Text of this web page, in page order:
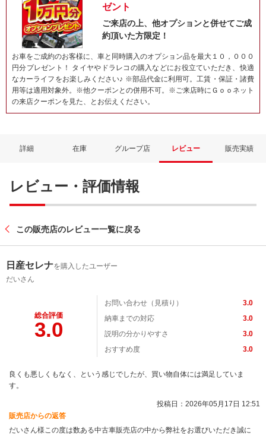
ゼント
ご来店の上、他オプションと併せてご成
約頂いた方限定！
お車をご成約のお客様に、車と同時購入のオプション品を最大１０，０００
円分プレゼント！ タイヤやドラレコの購入などにお役立ていただき、快適
なカーライフをお楽しみください♪ ※部品代金に利用可。工賃・保証・諸費
用等は適用対象外。※他クーポンとの併用不可。※ご来店時にＧｏｏネット
の来店クーポンを見た、とお伝えください。
詳細 在庫 グループ店 レビュー 販売実績
レビュー・評価情報
この販売店のレビュー一覧に戻る
日産セレナを購入したユーザー
だいさん
総合評価
3.0
お問い合わせ（見積り）
3.0
納車までの対応
3.0
説明の分かりやすさ
3.0
おすすめ度
3.0
良くも悪しくもなく、という感じでしたが、買い物自体には満足していま
す。
投稿日：2026年05月17日 12:51
販売店からの返答
だいさん様この度は数ある中古車販売店の中から弊社をお選びいただき誠に